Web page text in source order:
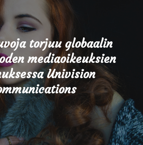
torjuu globaalin
mediaoikeuksien
Univision